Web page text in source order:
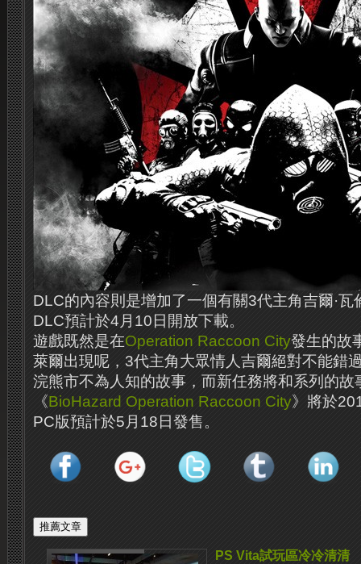
DLC的內容則是增加了一個有關3代主角吉爾·瓦
DLC預計於4月10日開放下載。
遊戲既然是在Operation Raccoon City發生的故
萊爾出現呢，3代主角大眾情人吉爾絕對不能錯
浣熊市不為人知的故事，而新任務將和系列的故
《BioHazard Operation Raccoon City》將於
PC版預計於5月18日發售。
PS Vita試玩區冷冷清清